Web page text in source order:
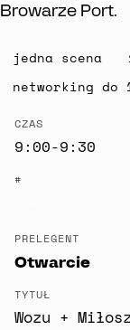
Browarze Port.
jedna scena
networking do
Agenda
CZAS
9:00-9:30
#
PRELEGENT
Otwarcie
TYTUŁ
Wozu + Miłosz